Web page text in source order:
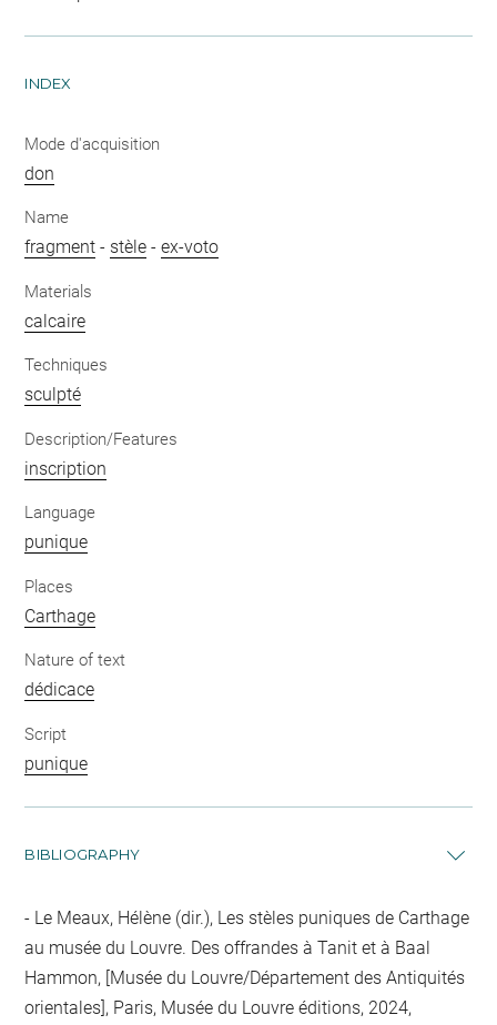
INDEX
Mode d'acquisition
don
Name
fragment - stèle -ex-voto
Materials
calcaire
Techniques
sculpté
Description/Features
inscription
Language
punique
Places
Carthage
Nature of text
dédicace
Script
punique
BIBLIOGRAPHY
Le Meaux, Hélène (dir.), Les stèles puniques de Carthage
au musée du Louvre. Des offrandes à Tanit et à Baal
Hammon, [Musée du Louvre/Département des Antiquités
orientales], Paris, Musée du Louvre éditions, 2024,